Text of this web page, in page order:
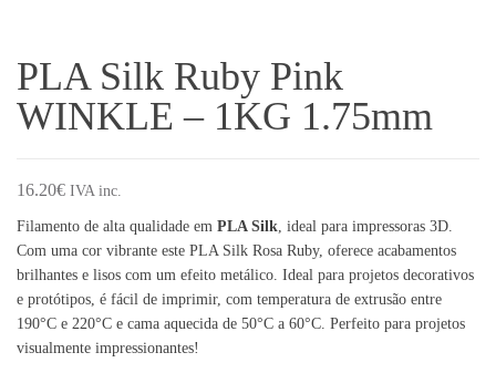
PLA Silk Ruby Pink
WINKLE – 1KG 1.75mm
16.20€ IVA inc.
Filamento de alta qualidade em PLA Silk , ideal para impressoras 3D.
Com uma cor vibrante este PLA Silk Rosa Ruby, oferece acabamentos
brilhantes e lisos com um efeito metálico. Ideal para projetos decorativos
e protótipos, é fácil de imprimir, com temperatura de extrusão entre
190°C e 220°C e cama aquecida de 50°C a 60°C. Perfeito para projetos
visualmente impressionantes!